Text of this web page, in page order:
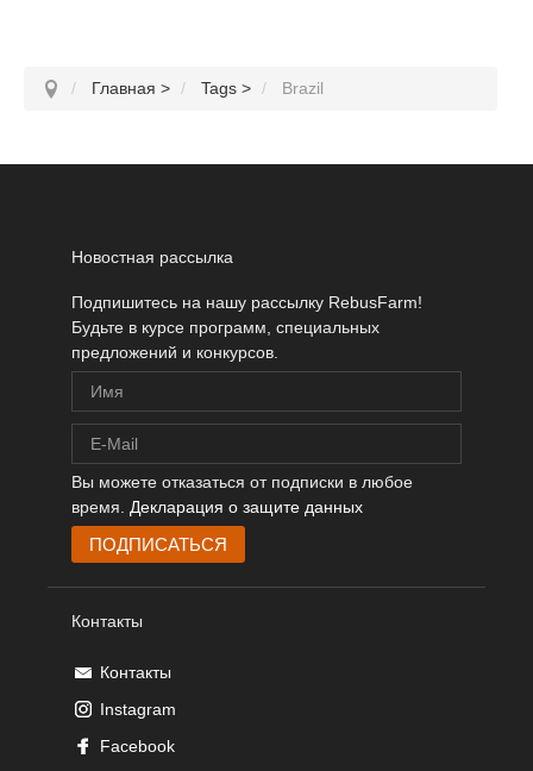
Главная > Tags > Brazil
Новостная рассылка
Подпишитесь на нашу рассылку RebusFarm!
Будьте в курсе программ, специальных
предложений и конкурсов.
Вы можете отказаться от подписки в любое
время. Декларация о защите данных
Контакты
Контакты
Instagram
Facebook